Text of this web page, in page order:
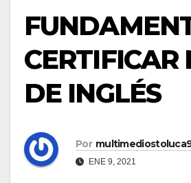
CERTIFICAR
DE INGLÉS
Por
ENE 9, 2021